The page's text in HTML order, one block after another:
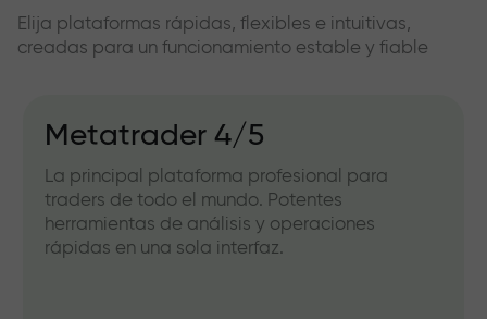
Elija plataformas rápidas, flexibles e intuitivas,
creadas para un funcionamiento estable y fiable
Metatrader 4/5
La principal plataforma profesional para
traders de todo el mundo. Potentes
herramientas de análisis y operaciones
rápidas en una sola interfaz.